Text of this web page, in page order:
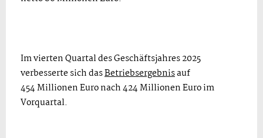
Im vierten Quartal des Geschäftsjahres 2025
verbesserte sich dasBetriebsergebnisauf
454 Millionen Euro nach 424 Millionen Euro im
Vorquartal.